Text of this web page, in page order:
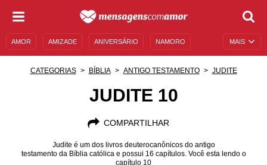
MAIS
AMOR AMIZADE ANIVERSÁRIO NAMORO
CATEGORIAS BÍBLIA ANTIGO TESTAMENTO JUDITE
JUDITE 10
COMPARTILHAR
Judite é um dos livros deuterocanônicos do antigo
testamento da Bíblia católica e possui 16 capítulos. Você esta lendo o
capítulo 10